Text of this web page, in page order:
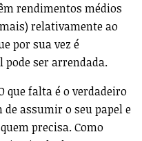
rendimentos médios
relativamente ao
por sua vez é
pode ser arrendada.
que falta é o verdadeiro
assumir o seu papel e
precisa. Como